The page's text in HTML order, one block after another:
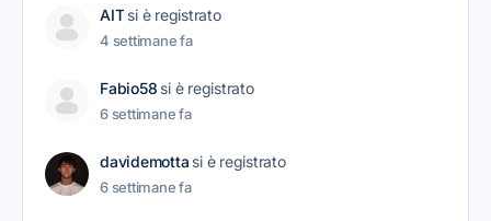
AIT si è registrato
4 settimane fa
Fabio58 si è registrato
6 settimane fa
davidemotta si è registrato
6 settimane fa